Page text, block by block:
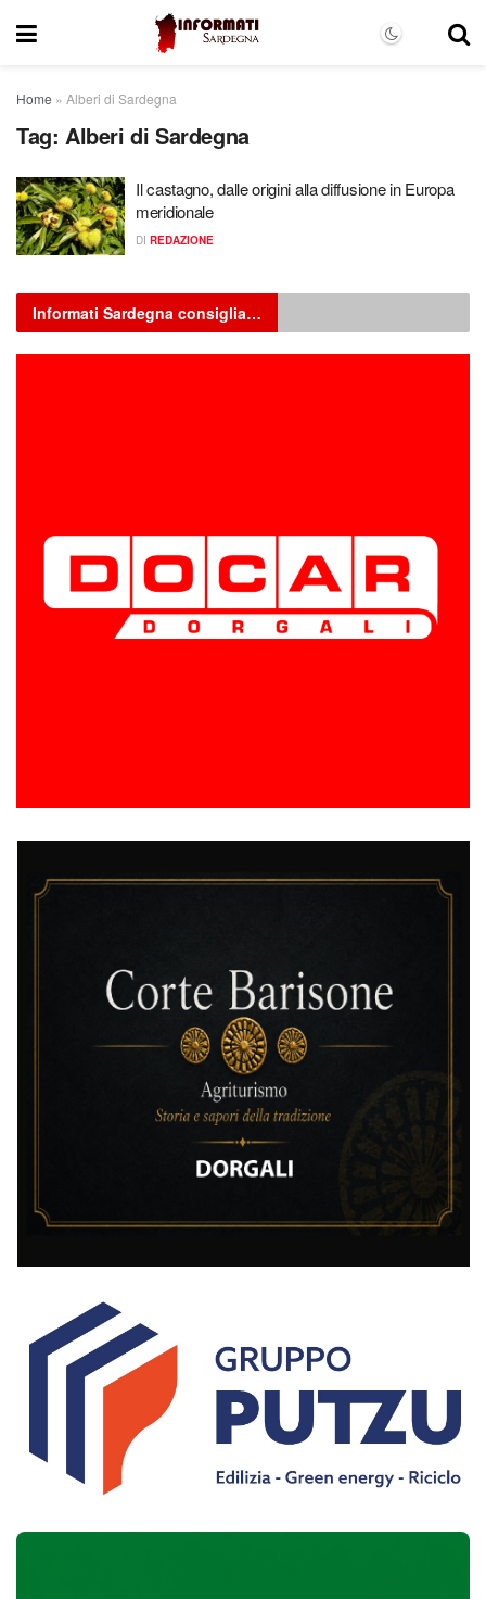
Home » Alberi di Sardegna
Tag: Alberi di Sardegna
Il castagno, dalle origini alla diffusione in Europa
meridionale
DI REDAZIONE
Informati Sardegna consiglia…